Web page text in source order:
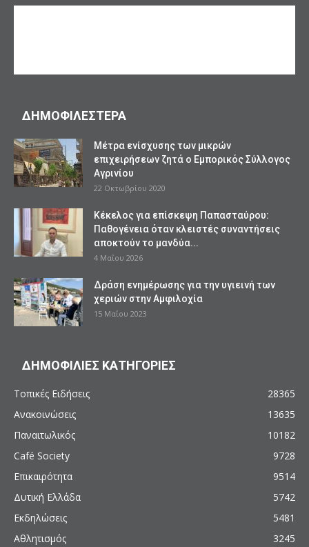
ΔΗΜΟΦΙΛΕΣΤΕΡΑ
Mέτρα ενίσχυσης των μικρών
επιχειρήσεων ζητά ο Εμπορικός Σύλλογος
Αγρινίου
22 Οκτωβρίου 2020
Κέκελος για επίσκεψη Παπασταύρου:
Παθογένεια όταν κλειστές συναντήσεις
αποκτούν το μανδύα...
4 Μαΐου 2026
Δράση ενημέρωσης για την υγιεινή των
χεριών στην Αμφιλοχία
15 Μαΐου 2023
ΔΗΜΟΦΙΛΙΕΣ ΚΑΤΗΓΟΡΙΕΣ
Τοπικές Ειδήσεις
28365
Ανακοινώσεις
13635
Παναιτωλικός
10182
Café Society
9728
Επικαιρότητα
9514
Δυτική Ελλάδα
5742
Εκδηλώσεις
5481
Αθλητισμός
3245